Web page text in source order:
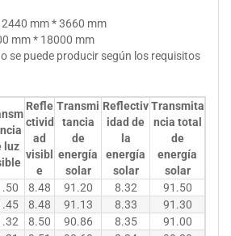
mm * 3660 mm
mm * 18000 mm
se puede producir según los requisitos
luz
Refle
ctivid
ad
visibl
e
Transmi
tancia
de
energía
solar
Reflectiv
idad de
la
energía
solar
Transmita
ncia total
de
energía
solar
8.48 91.20 8.32
91.50
8.48 91.13 8.33
91.30
8.50 90.86 8.35
91.00